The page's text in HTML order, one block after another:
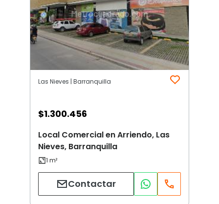
Las Nieves | Barranquilla
$1.300.456
Local Comercial en Arriendo, Las
Nieves, Barranquilla
Contactar